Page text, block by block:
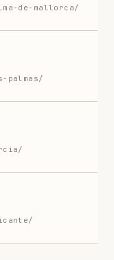
de-mallorca/
palmas/